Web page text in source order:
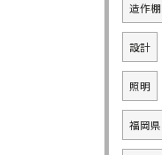
造作棚
設計
照明
福岡県